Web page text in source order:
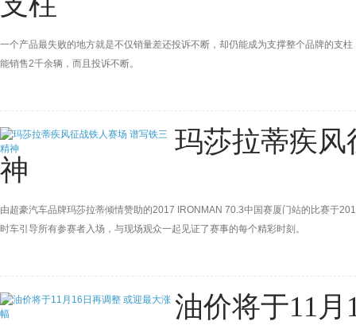
一个产品最失败的地方就是不仅销量差还投诉不断，却仍能成为支撑整个品牌的支
能销售2千余辆，而且投诉不断。
玛莎拉蒂疾
神
由超豪汽车品牌玛莎拉蒂倾情赞助的2017 IRONMAN 70.3中国赛厦门站的比赛于
时车引导所有参赛者入场，与现场观众一起见证了赛事的每个精彩时刻。
油价将于11